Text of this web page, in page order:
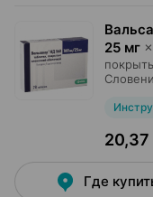
25 мг ×
Где